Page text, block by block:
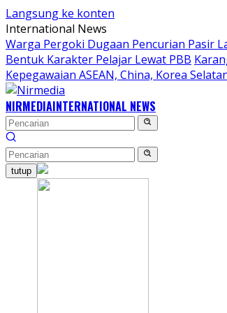
Langsung ke konten
International News
Warga Pergoki Dugaan Pencurian Pasir
Bentuk Karakter Pelajar Lewat PBB
Kepegawaian ASEAN, China, Korea
NIRMEDIAINTERNATIONAL NEWS
tutup